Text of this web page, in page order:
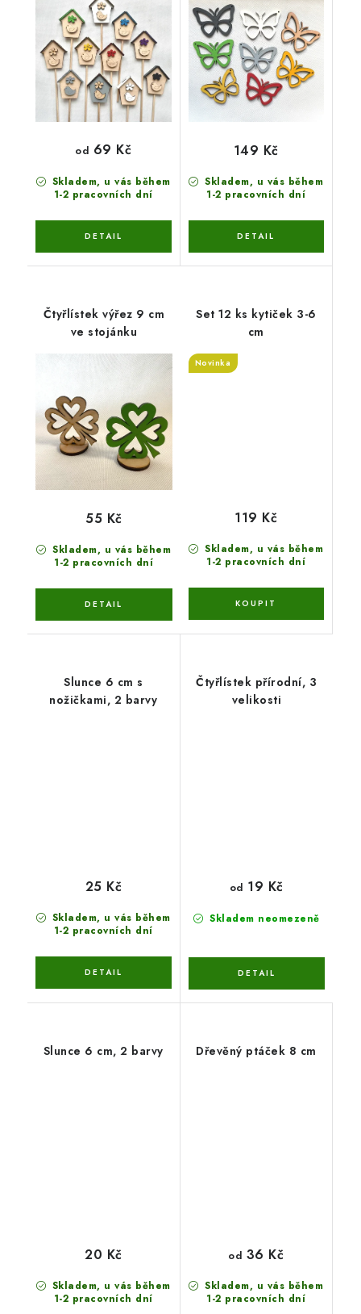
Skladem, u vás během
1-2 pracovních dní
od 69 Kč
Skladem, u vás během
1-2 pracovních dní
149 Kč
Čtyřlístek výřez 9 cm
ve stojánku
Skladem, u vás během
1-2 pracovních dní
55 Kč
Set 12 ks kytiček 3-6
cm
Novinka
Skladem, u vás během
1-2 pracovních dní
119 Kč
Slunce 6 cm s
nožičkami, 2 barvy
Skladem, u vás během
1-2 pracovních dní
25 Kč
Čtyřlístek přírodní, 3
velikosti
Skladem neomezeně
od 19 Kč
Slunce 6 cm, 2 barvy
Skladem, u vás během
1-2 pracovních dní
20 Kč
Dřevěný ptáček 8 cm
Skladem, u vás během
1-2 pracovních dní
od 36 Kč